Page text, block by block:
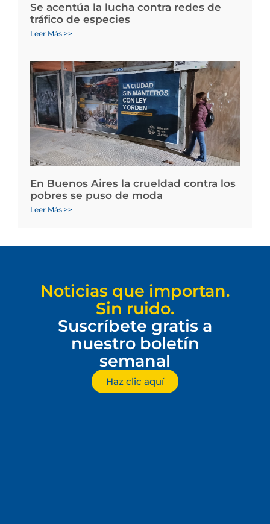
Se acentúa la lucha contra redes de
tráfico de especies
Leer Más >>
En Buenos Aires la crueldad contra los
pobres se puso de moda
Leer Más >>
Noticias que importan.
Sin ruido.
Suscríbete gratis a
nuestro boletín
semanal
Haz clic aquí